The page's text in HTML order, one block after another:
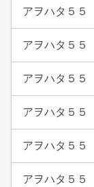
アヲハタ５５
アヲハタ５５
アヲハタ５５
アヲハタ５５
アヲハタ５５
アヲハタ５５